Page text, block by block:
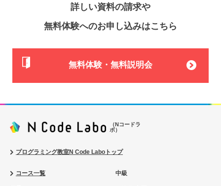
詳しい資料の請求や
無料体験へのお申し込みはこちら
無料体験・無料説明会
（Nコードラ
ボ）
プログラミング教室N Code Laboトップ
コース一覧 中級